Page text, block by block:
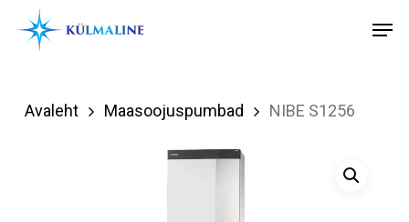
content
Avaleht Maasoojuspumbad NIBE S1256